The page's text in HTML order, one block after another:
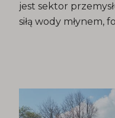
jest sektor
siłą wody młynem,